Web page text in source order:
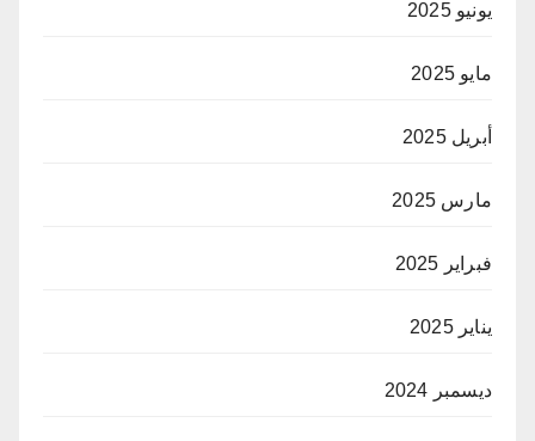
يونيو 2025
مايو 2025
أبريل 2025
مارس 2025
فبراير 2025
يناير 2025
ديسمبر 2024